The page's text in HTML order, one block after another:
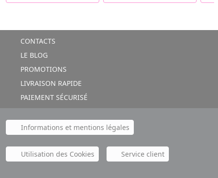
CONTACTS
LE BLOG
PROMOTIONS
LIVRAISON RAPIDE
PAIEMENT SÉCURISÉ
Informations et mentions légales
Utilisation des Cookies Service client